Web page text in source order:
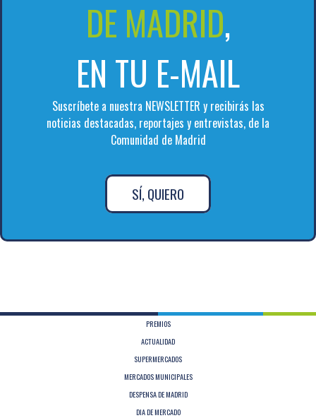
DE MADRID,
EN TU E-MAIL
Suscríbete a nuestra NEWSLETTER y recibirás las
noticias destacadas, reportajes y entrevistas, de la
Comunidad de Madrid
SÍ, QUIERO
PREMIOS
ACTUALIDAD
SUPERMERCADOS
MERCADOS MUNICIPALES
DESPENSA DE MADRID
DIA DE MERCADO